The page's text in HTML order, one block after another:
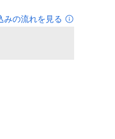
みの流れを見る